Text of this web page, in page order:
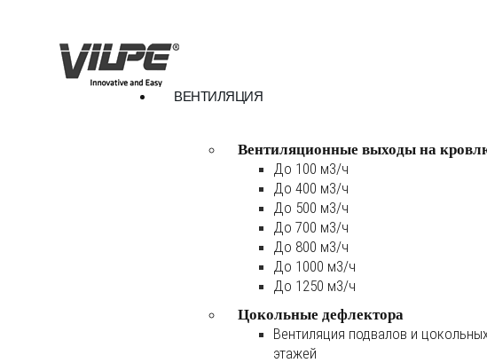
ВЕНТИЛЯЦИЯ
Вентиляционные выходы на
До 100 м3/ч
До 400 м3/ч
До 500 м3/ч
До 700 м3/ч
До 800 м3/ч
До 1000 м3/ч
До 1250 м3/ч
Цокольные дефлектора
Вентиляция подвалов и
этажей